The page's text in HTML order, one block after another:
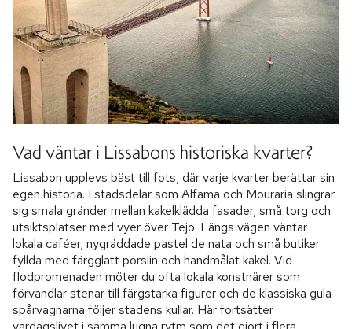
Vad väntar i Lissabons historiska kvarter?
Lissabon upplevs bäst till fots, där varje kvarter berättar sin
egen historia. I stadsdelar som Alfama och Mouraria slingrar
sig smala gränder mellan kakelklädda fasader, små torg och
utsiktsplatser med vyer över Tejo. Längs vägen väntar
lokala caféer, nygräddade pastel de nata och små butiker
fyllda med färgglatt porslin och handmålat kakel. Vid
flodpromenaden möter du ofta lokala konstnärer som
förvandlar stenar till färgstarka figurer och de klassiska gula
spårvagnarna följer stadens kullar. Här fortsätter